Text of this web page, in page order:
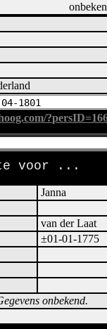
voor ...
Janna
van der Laat
±01-01-1775
onbekend.